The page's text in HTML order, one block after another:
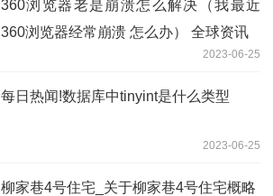
360浏览器老是崩溃怎么解决（我最近
360浏览器经常崩溃 怎么办） 全球资讯
2023-06-25
每日热闻!数据库中tinyint是什么类型
2023-06-25
柳家巷4号住宅_关于柳家巷4号住宅概略